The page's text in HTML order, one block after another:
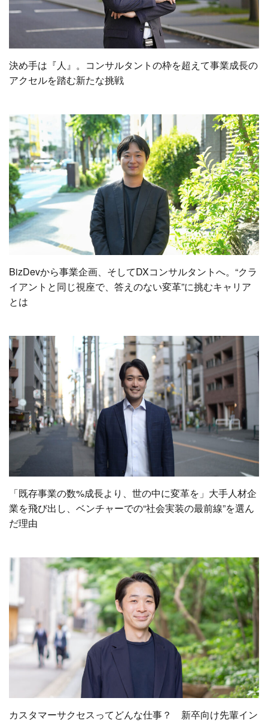
決め手は『人』。コンサルタントの枠を超えて事業成長の
アクセルを踏む新たな挑戦
BizDevから事業企画、そしてDXコンサルタントへ。“クラ
イアントと同じ視座で、答えのない変革”に挑むキャリア
とは
「既存事業の数%成長より、世の中に変革を」大手人材企
業を飛び出し、ベンチャーでの“社会実装の最前線”を選ん
だ理由
カスタマーサクセスってどんな仕事？ 新卒向け先輩イン